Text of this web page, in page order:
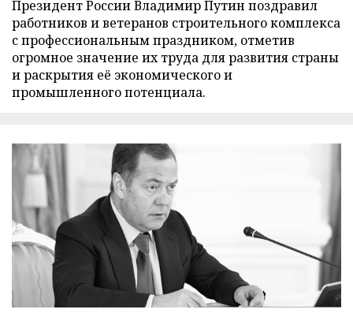
Президент России Владимир Путин поздравил
работников и ветеранов строительного комплекса
с профессиональным праздником, отметив
огромное значение их труда для развития страны
и раскрытия её экономического и
промышленного потенциала.